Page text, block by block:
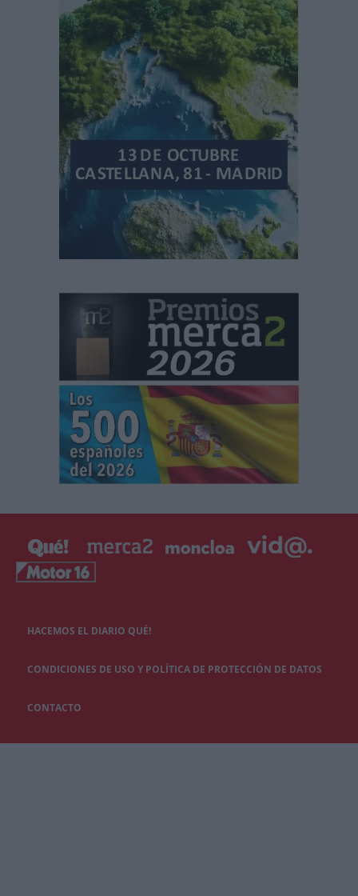
HACEMOS EL DIARIO QUÉ!
CONDICIONES DE USO Y POLÍTICA DE PROTECCIÓN DE DATOS
CONTACTO